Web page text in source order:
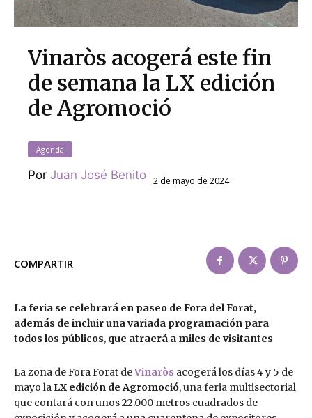
Vinaròs acogerá este fin
de semana la LX edición
de Agromoció
Agenda
PorJuan José Benito 2 de mayo de 2024
COMPARTIR
La feria se celebrará en paseo de Fora del Forat,
además de incluir una variada programación para
todos los públicos, que atraerá a miles de visitantes
La zona de Fora Forat deVinaròs acogerá los días 4 y 5 de
mayo la LX edición de Agromoció, una feria multisectorial
que contará con unos 22.000 metros cuadrados de